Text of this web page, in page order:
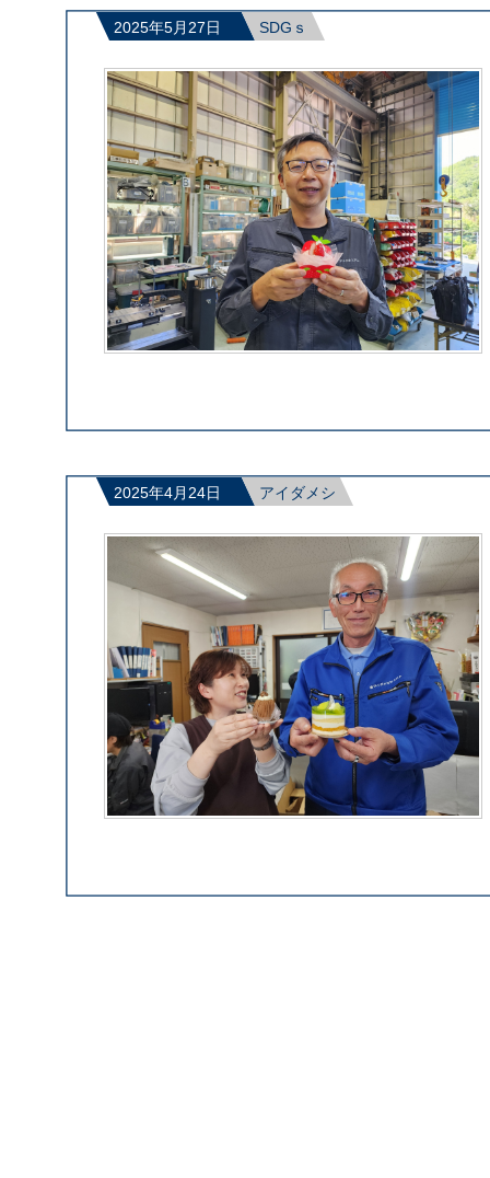
2025年5月27日 SDGｓ
2025年4月24日 アイダメシ